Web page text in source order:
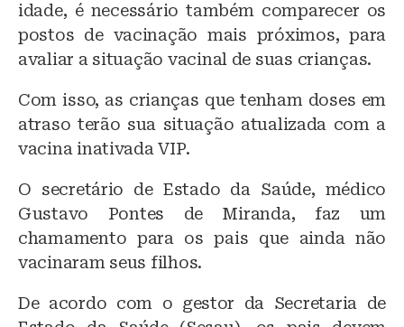
idade, é necessário também comparecer os
postos de vacinação mais próximos, para
avaliar a situação vacinal de suas crianças.
Com isso, as crianças que tenham doses em
atraso terão sua situação atualizada com a
vacina inativada VIP.
O secretário de Estado da Saúde, médico
Gustavo Pontes de Miranda, faz um
chamamento para os pais que ainda não
vacinaram seus filhos.
De acordo com o gestor da Secretaria de